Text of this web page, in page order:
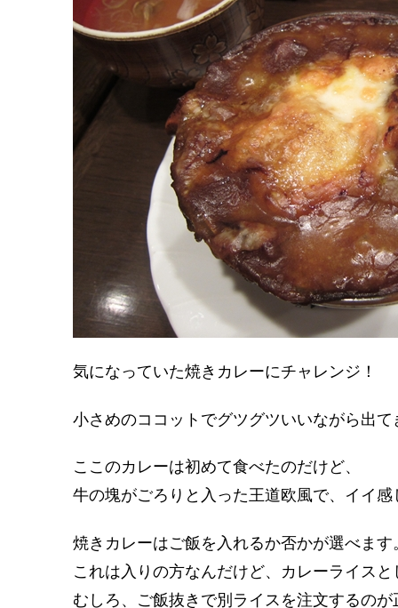
気になっていた焼きカレーにチャレンジ！
小さめのココットでグツグツいいながら出て
ここのカレーは初めて食べたのだけど、
牛の塊がごろりと入った王道欧風で、イイ感
焼きカレーはご飯を入れるか否かが選べます
これは入りの方なんだけど、カレーライス
むしろ、ご飯抜きで別ライスを注文するのが